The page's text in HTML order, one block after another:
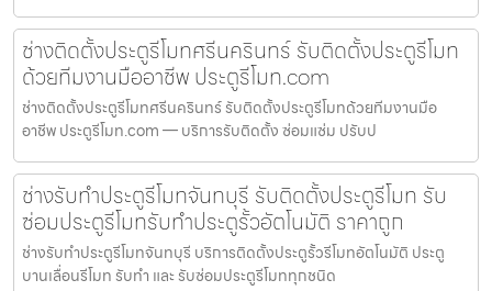
ช่างติดตั้งประตูรีโมทศรีนครินทร์ รับติดตั้งประตูรีโมท
ด้วยทีมงานมืออาชีพ ประตูรีโมท.com
ช่างติดตั้งประตูรีโมทศรีนครินทร์ รับติดตั้งประตูรีโมทด้วยทีมงานมือ
อาชีพ ประตูรีโมท.com — บริการรับติดตั้ง ซ่อมแซ่ม ปรับป
ช่างรับทำประตูรีโมทจันทบุรี รับติดตั้งประตูรีโมท รับ
ซ่อมประตูรีโมทรับทำประตูรั้วอัตโนมัติ ราคาถูก
ช่างรับทำประตูรีโมทจันทบุรี บริการติดตั้งประตูรั้วรีโมทอัตโนมัติ ประตู
บานเลื่อนรีโมท รับทำ และ รับซ่อมประตูรีโมททุกชนิด